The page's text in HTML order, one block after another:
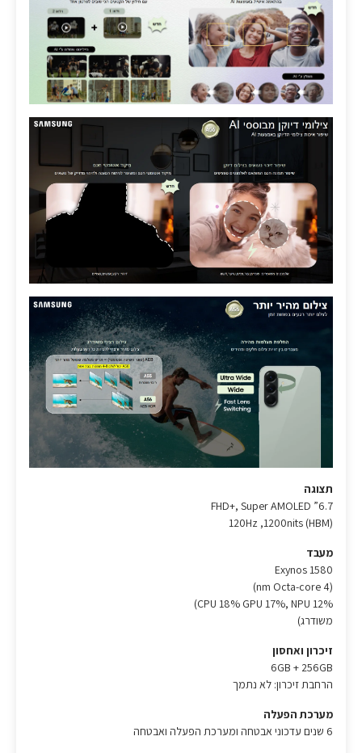
תצוגה
6.7” FHD+, Super AMOLED
120Hz ,1200nits (HBM)
מעבד
Exynos 1580
CPU 18% GPU 17%, NPU 12%)
משודרג)
זיכרון ואחסון
6GB + 256GB
הרחבת זיכרון: לא נתמך
מערכת הפעלה